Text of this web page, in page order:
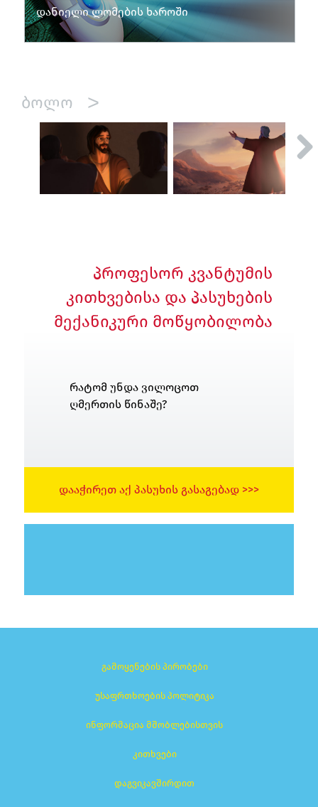
დანიელი ლომების ხაროში
ᲑᲝᲚᲝ >
პროფესორ კვანტუმის
კითხვებისა და პასუხების
მექანიკური მოწყობილობა
რატომ უნდა ვილოცოთ
ღმერთის წინაშე?
ᲓᲐᲐᲭᲘᲠᲔᲗ ᲐᲥ ᲞᲐᲡᲣᲮᲘᲡ ᲒᲐᲡᲐᲒᲔᲑᲐᲓ >>>
გამოყენების პირობები
უსაფრთხოების პოლიტიკა
ინფორმაცია მშობლებისთვის
კითხვები
დაგვიკავშირდით